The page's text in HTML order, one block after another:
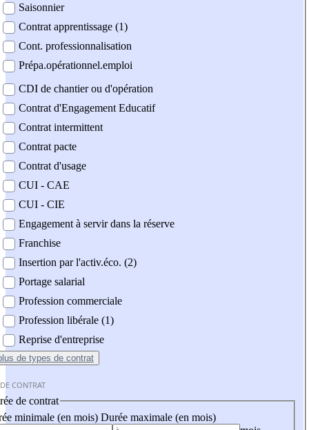
Saisonnier
Contrat apprentissage (1)
Cont. professionnalisation
Prépa.opérationnel.emploi
CDI de chantier ou d'opération
Contrat d'Engagement Educatif
Contrat intermittent
Contrat pacte
Contrat d'usage
CUI - CAE
CUI - CIE
Engagement à servir dans la réserve
Franchise
Insertion par l'activ.éco. (2)
Portage salarial
Profession commerciale
Profession libérale (1)
Reprise d'entreprise
de types de contrat
CONTRAT
de contrat
minimale (en mois) Durée maximale (en mois)